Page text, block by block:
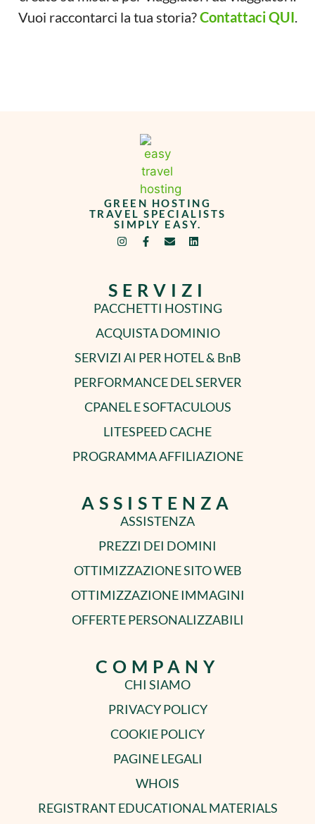
Vuoi raccontarci la tua storia?Contattaci QUI
GREEN HOSTING
TRAVEL SPECIALISTS
SIMPLY EASY.
SERVIZI
PACCHETTI HOSTING
ACQUISTA DOMINIO
SERVIZI AI PER HOTEL & BnB
PERFORMANCE DEL SERVER
CPANEL E SOFTACULOUS
LITESPEED CACHE
PROGRAMMA AFFILIAZIONE
ASSISTENZA
ASSISTENZA
PREZZI DEI DOMINI
OTTIMIZZAZIONE SITO WEB
OTTIMIZZAZIONE IMMAGINI
OFFERTE PERSONALIZZABILI
COMPANY
CHI SIAMO
PRIVACY POLICY
COOKIE POLICY
PAGINE LEGALI
WHOIS
REGISTRANT EDUCATIONAL MATERIALS